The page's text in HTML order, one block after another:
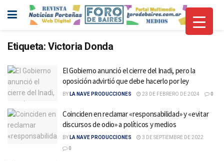
Etiqueta: Victoria Donda
El Gobierno anunció el cierre del Inadi, pero la
oposición advirtió que debe hacerlo por ley
BY LA NAVE PRODUCCIONES 23 DE FEBRERO DE 2024 0
Coinciden en reclamar «responsabilidad» y «evitar
discursos de odio» a políticos y medios
BY LA NAVE PRODUCCIONES
3 DE SEPTIEMBRE DE 2022
0